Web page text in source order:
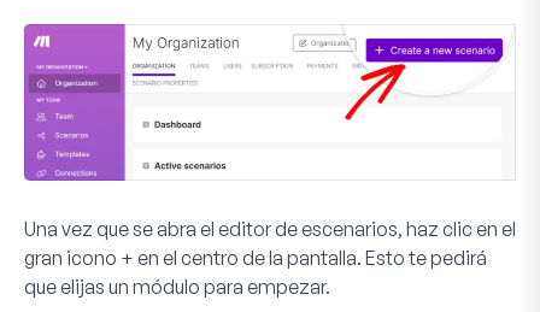
Una vez que se abra el editor de escenarios, haz clic en el
gran icono + en el centro de la pantalla. Esto te pedirá
que elijas un módulo para empezar.